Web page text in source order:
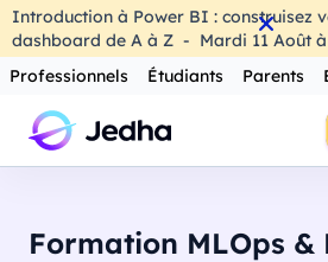
Introduction à Power BI : construisez
dashboard de A à Z - Mardi 11 Août à
Professionnels
Étudiants Parents
Formation MLOps &